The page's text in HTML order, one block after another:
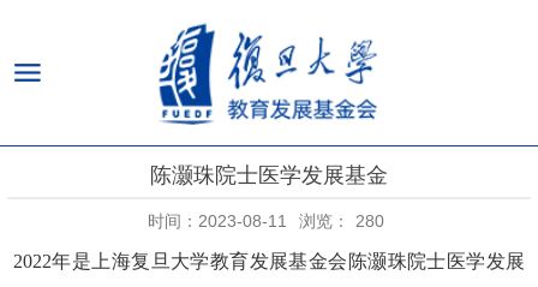
陈灏珠院士医学发展基金
时间：2023-08-11 浏览： 280
2022年是上海复旦大学教育发展基金会陈灏珠院士医学发展